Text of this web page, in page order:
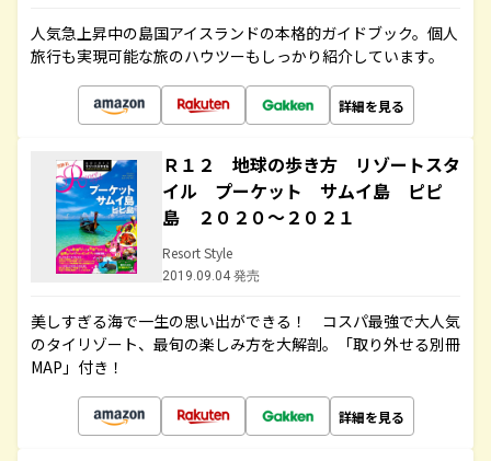
人気急上昇中の島国アイスランドの本格的ガイドブック。個人
旅行も実現可能な旅のハウツーもしっかり紹介しています。
詳細を見る
Ｒ１２ 地球の歩き方 リゾートスタ
イル プーケット サムイ島 ピピ
島 ２０２０～２０２１
Resort Style
2019.09.04 発売
美しすぎる海で一生の思い出ができる！ コスパ最強で大人気
のタイリゾート、最旬の楽しみ方を大解剖。「取り外せる別冊
MAP」付き！
詳細を見る